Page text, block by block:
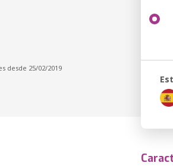
desde 25/02/2019